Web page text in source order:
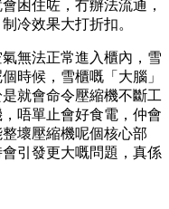
困住咗，冇辦法流通，
冷效果大打折扣。
無法正常進入櫃內，雪
時候，雪櫃嘅「大腦」
就會命令壓縮機不斷工
唔單止會好食電，仲會
壞壓縮機呢個核心部
引發更大嘅問題，真係